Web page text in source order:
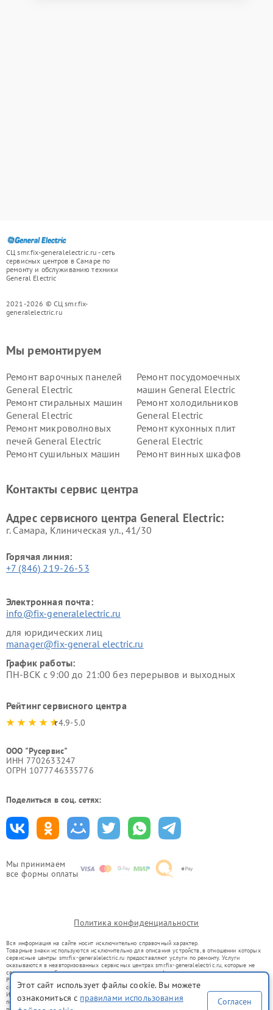
СЦ smr.fix-generalelectric.ru - сеть
сервисных центров в Самаре по
ремонту и обслуживанию техники
General Electric
2021-2026 © СЦ smr.fix-
generalelectric.ru
Мы принимаем
все формы оплаты
Мы ремонтируем
Ремонт варочных панелей
General Electric
Ремонт посудомоечных
машин General Electric
Ремонт стиральных машин
General Electric
Ремонт холодильников
General Electric
Ремонт микроволновых
печей General Electric
Ремонт кухонных плит
General Electric
Ремонт сушильных машин
Ремонт винных шкафов
Electric
General Electric
Контакты сервис центра
Адрес сервисного центра General Electric:
г. Самара, Клиническая ул., 41/30
Горячая линия:
+7 (846) 219-26-53
Электронная почта:
info@fix-generalelectric.ru
для юридических лиц
manager@fix-general electric.ru
График работы:
ПН-ВСК с 9:00 до 21:00 без перерывов и выходных
Рейтинг сервисного центра
4.9-5.0
ООО "Русервис"
ИНН 7702633247
ОГРН 1077746335776
Поделиться в соц. сетях:
Политика конфиденциальности
Вся информация на сайте носит исключительно справочный характер.
Товарные знаки используются исключительно для описания устройств, в отношении которых
сервисные центры smr.fix-generalelectric.ru предоставляют услуги по ремонту. Услуги
оказываются в неавторизованных сервисных центрах smr.fix-generalelectric.ru, которые не
связаны с правообладателями товарных знаков или их официальными представителями.
Ремонт осуществляется для устройств, уже введенных в гражданский оборот в соответствии
со статьей 1487 ГК РФ.
Использование товарных знаков не преследует цели индивидуализации услуг или введения
потребителей в заблуждение, а служит для информирования о предоставляемых услугах по
Этот сайт использует файлы cookie. Вы можете
ознакомиться с правилами использования
Согласен